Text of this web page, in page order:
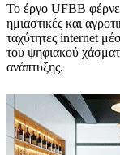
Το έργο UFBB φέρνει
ημιαστικές και
ταχύτητες internet
του ψηφιακού
ανάπτυξης.